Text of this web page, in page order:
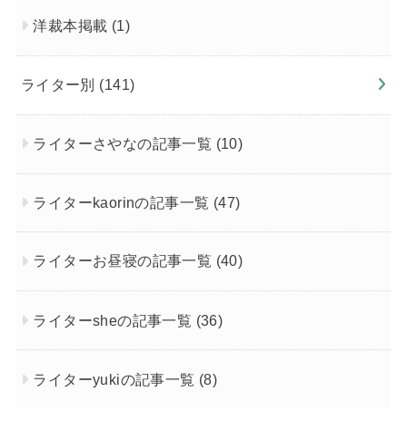
洋裁本掲載 (1)
ライター別 (141)
ライターさやなの記事一覧 (10)
ライターkaorinの記事一覧 (47)
ライターお昼寝の記事一覧 (40)
ライターsheの記事一覧 (36)
ライターyukiの記事一覧 (8)